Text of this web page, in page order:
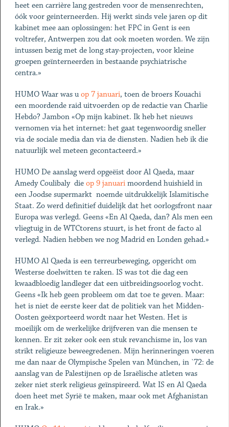
heet een carrière lang gestreden voor de mensenrechten,
óók voor geinterneerden. Hij werkt sinds vele jaren op dit
kabinet mee aan oplossingen: het FPC in Gent is een
voltrefer, Antwerpen zou dat ook moeten worden. We zijn
intussen bezig met de long stay-projecten, voor kleine
groepen geïnterneerden in bestaande psychiatrische
centra.»
HUMO Waar was uop 7 januari, toen de broers Kouachi
een moordende raid uitvoerden op de redactie van Charlie
Hebdo? Jambon «Op mijn kabinet. Ik heb het nieuws
vernomen via het internet: het gaat tegenwoordig sneller
via de sociale media dan via de diensten. Nadien heb ik die
natuurlijk wel meteen gecontacteerd.»
HUMO De aanslag werd opgeëist door Al Qaeda, maar
Amedy Coulibaly ­ die op 9 januarimoordend huishield in
een Joodse supermarkt ­ noemde uitdrukkelijk Islamitische
Staat. Zo werd definitief duidelijk dat het oorlogsfront naar
Europa was verlegd. Geens «En Al Qaeda, dan? Als men een
vliegtuig in de WTCtorens stuurt, is het front de facto al
verlegd. Nadien hebben we nog Madrid en Londen gehad.»
HUMO Al Qaeda is een terreurbeweging, opgericht om
Westerse doelwitten te raken. IS was tot die dag een
kwaadbloedig landleger dat een uitbreidingsoorlog vocht.
Geens «Ik heb geen probleem om dat toe te geven. Maar:
het is niet de eerste keer dat de politiek van het Midden-
Oosten geëxporteerd wordt naar het Westen. Het is
moeilijk om de werkelijke drijfveren van die mensen te
kennen. Er zit zeker ook een stuk revanchisme in, los van
strikt religieuze beweegredenen. Mijn herinneringen voeren
me dan naar de Olympische Spelen van München, in `72: de
aanslag van de Palestijnen op de Israëlische atleten was
zeker niet sterk religieus geïnspireerd. Wat IS en Al Qaeda
doen heet met Syrië te maken, maar ook met Afghanistan
en Irak.»